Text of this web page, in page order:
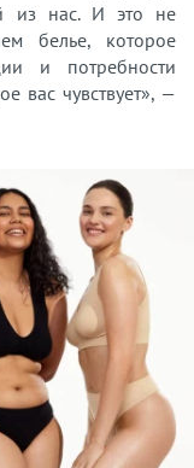
из нас. И это не
белье, которое
и потребности
вас чувствует», —